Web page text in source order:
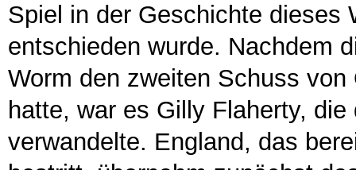
Spiel in der Geschichte dieses
entschieden wurde. Nachdem
Worm den zweiten Schuss
hatte, war es Gilly Flaherty,
verwandelte. England, das